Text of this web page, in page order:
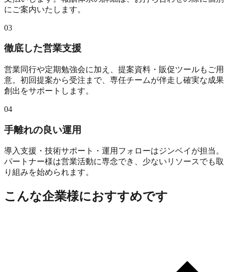
にご案内いたします。
03
徹底した営業支援
営業同行や定期勉強会に加え、提案資料・販促ツールもご用
意。初回提案から受注まで、専任チームが伴走し確実な成果
創出をサポートします。
04
手離れの良い運用
導入支援・技術サポート・運用フォローはジンベイが担当。
パートナー様は営業活動に専念でき、少ないリソースでも取
り組みを始められます。
こんな企業様におすすめです